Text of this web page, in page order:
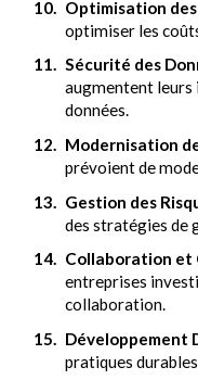
Optimisation
optimiser les
Sécurité des
augmentent leurs
données.
Modernisation
prévoient de
Gestion des
des stratégies de
Collaboration et
entreprises
collaboration.
Développement
pratiques